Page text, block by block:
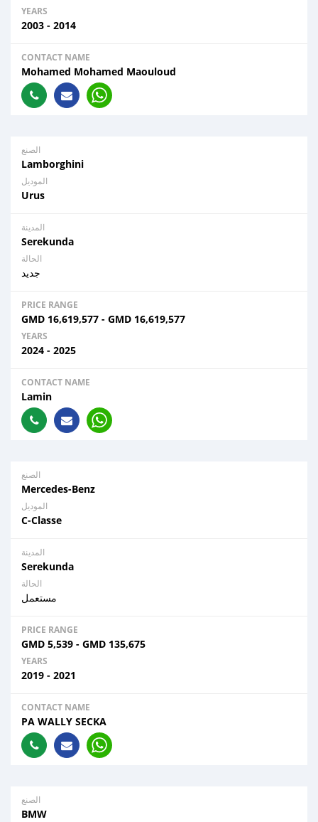
YEARS
2003 - 2014
CONTACT NAME
Mohamed Mohamed Maouloud
الصنع
Lamborghini
الموديل
Urus
المدينة
Serekunda
الحالة
جديد
PRICE RANGE
GMD 16,619,577 - GMD 16,619,577
YEARS
2024 - 2025
CONTACT NAME
Lamin
الصنع
Mercedes-Benz
الموديل
C-Classe
المدينة
Serekunda
الحالة
مستعمل
PRICE RANGE
GMD 5,539 - GMD 135,675
YEARS
2019 - 2021
CONTACT NAME
PA WALLY SECKA
الصنع
BMW